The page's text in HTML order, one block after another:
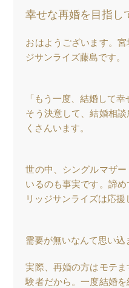
幸せな再婚を目指し
おはようございます。
ジサンライズ藤島です。
「もう一度、結婚して幸
そう決意して、結婚相
くさんいます。
世の中、シングルマザ
いるのも事実です。諦
リッジサンライズは応援
需要が無いなんて思い込
実際、再婚の方はモテ
験者だから。一度結婚